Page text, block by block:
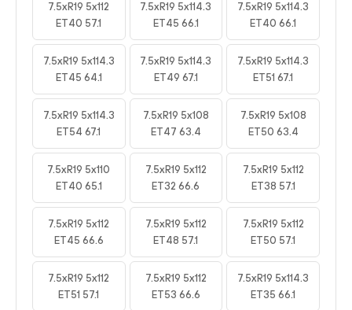
7.5xR19 5x112
ET40 57.1
7.5xR19 5x114.3
ET45 66.1
7.5xR19 5x114.3
ET40 66.1
7.5xR19 5x114.3
ET45 64.1
7.5xR19 5x114.3
ET49 67.1
7.5xR19 5x114.3
ET51 67.1
7.5xR19 5x114.3
ET54 67.1
7.5xR19 5x108
ET47 63.4
7.5xR19 5x108
ET50 63.4
7.5xR19 5x110
ET40 65.1
7.5xR19 5x112
ET32 66.6
7.5xR19 5x112
ET38 57.1
7.5xR19 5x112
ET45 66.6
7.5xR19 5x112
ET48 57.1
7.5xR19 5x112
ET50 57.1
7.5xR19 5x112
ET51 57.1
7.5xR19 5x112
ET53 66.6
7.5xR19 5x114.3
ET35 66.1